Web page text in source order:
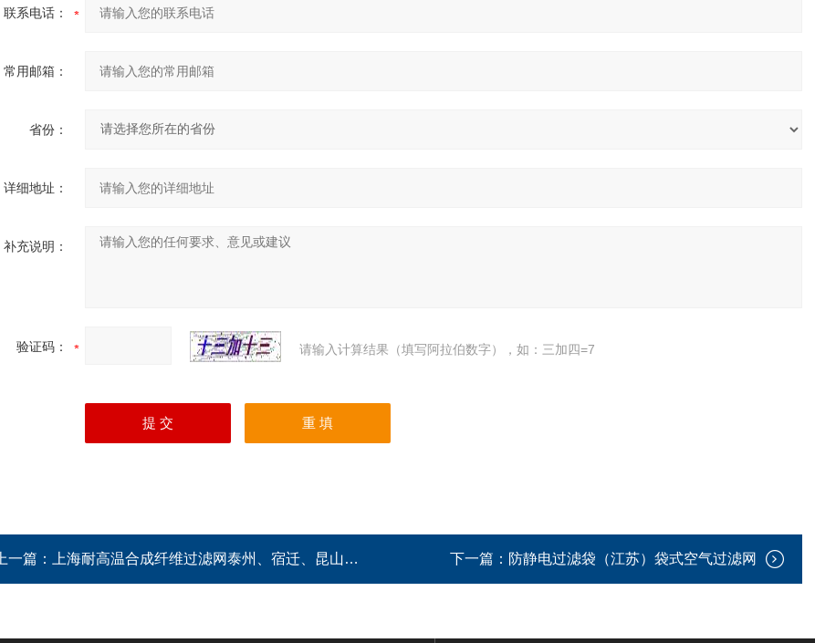
联系电话：
常用邮箱：
省份：
详细地址：
补充说明：
验证码： 请输入计算结果（填写阿拉伯数字），如：三加四=7
上一篇： 上海耐高温合成纤维过滤网泰州、宿迁、昆山、太仓 下一篇： 防静电过滤袋（江苏）袋式空气过滤网